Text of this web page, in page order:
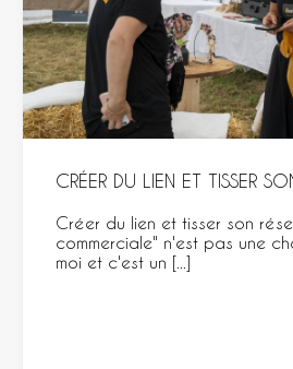
CRÉER DU LIEN ET TISSER SON
Créer du lien et tisser son réseau.
commerciale" n'est pas une chose
moi et c'est un [...]